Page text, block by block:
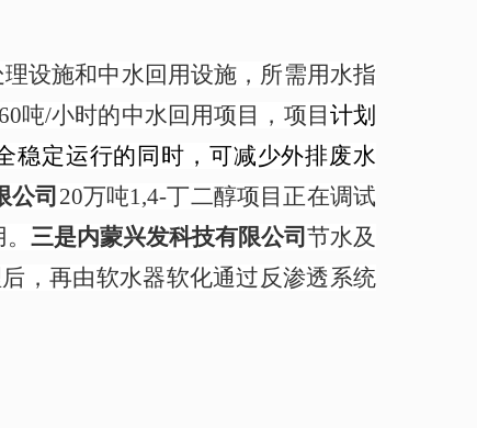
设施和中水回用设施，所需用水指
吨/小时的中水回用项目，项目计划
稳定运行的同时，可减少外排废水
公司 20万吨1,4-丁二醇项目正在调试
三是内蒙兴发科技有限公司 节水及
，再由软水器软化通过反渗透系统